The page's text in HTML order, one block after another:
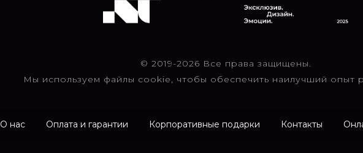
© 2019-2026 Все права защищены.
Мы используем файлы cookie, чтобы обеспечить наилучший опыт
О нас Оплата и гарантии Корпоративные подарки Контакты